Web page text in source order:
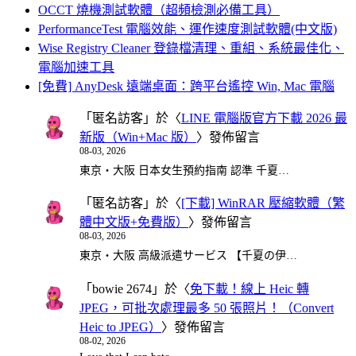
OCCT 燒機測試軟體（超頻檢測必備工具）
PerformanceTest 電腦效能、運作速度測試軟體(中文版)
Wise Registry Cleaner 登錄檔清理、重組、系統最佳化、
電腦加速工具
[免費] AnyDesk 遠端桌面：跨平台遙控 Win, Mac 電腦
「 匿名訪客 」於〈LINE 電腦版官方下載 2026 最
新版（Win+Mac 版） 〉發佈留言
08-03, 2026
東京・大阪 日本女生預約指南 認準 千夏…
「 匿名訪客 」於〈[下載] WinRAR 壓縮軟體（繁
體中文版+免費版） 〉發佈留言
08-03, 2026
東京・大阪 高級派遣サービス 【千夏の伊…
「 bowie 2674 」於〈免下載！線上 Heic 轉
JPEG，可批次處理最多 50 張照片！（Convert
Heic to JPEG） 〉發佈留言
08-02, 2026